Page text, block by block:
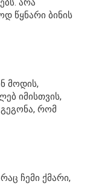
არა
წყნარი ბინის
მოდის,
იმისთვის,
რომ
ჩემი ქმარი,